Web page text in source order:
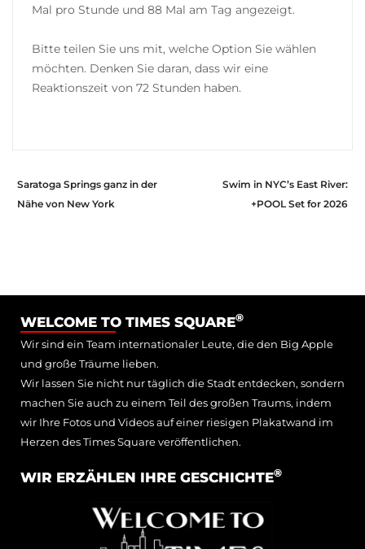
Mal pro Stunde und 88 Mal am Tag angezeigt.
Bitte teilen Sie uns mit, welche Option Sie wählen
möchten. Denken Sie daran, dass wir eine
Reaktionszeit von 72 Stunden haben.
Saratoga Springs ganz in der
Nähe von New York
Swim in NYC’s East River:
+POOL Set for 2026
WELCOME TO TIMES SQUARE®
Wir sind ein Team internationaler Leute, die den Big Apple
und große Träume lieben.
Wir lassen Sie nicht nur täglich die Stadt entdecken, sondern
machen Sie auch zu einem Teil des großen Traums, indem
wir Ihre Fotos und Videos auf einer riesigen Plakatwand im
Herzen des Times Square veröffentlichen.
WIR ERZÄHLEN IHRE GESCHICHTE®